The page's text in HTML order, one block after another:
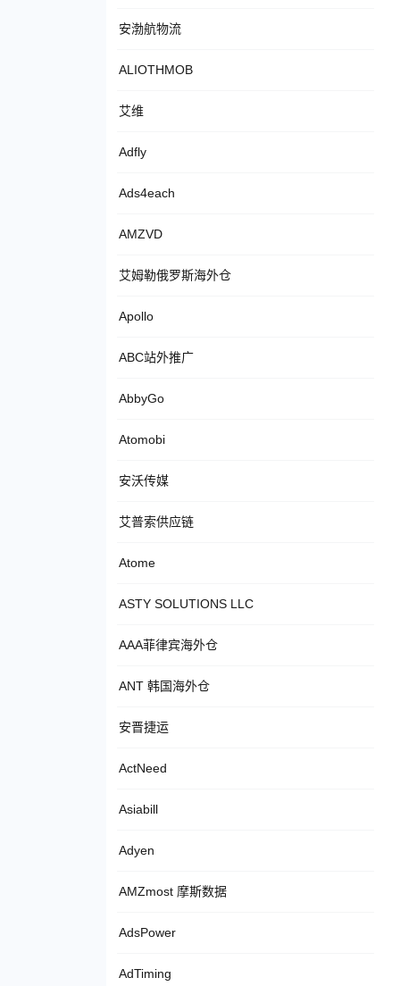
安渤航物流
ALIOTHMOB
艾维
Adfly
Ads4each
AMZVD
艾姆勒俄罗斯海外仓
Apollo
ABC站外推广
AbbyGo
Atomobi
安沃传媒
艾普索供应链
Atome
ASTY SOLUTIONS LLC
AAA菲律宾海外仓
ANT 韩国海外仓
安晋捷运
ActNeed
Asiabill
Adyen
AMZmost 摩斯数据
AdsPower
AdTiming